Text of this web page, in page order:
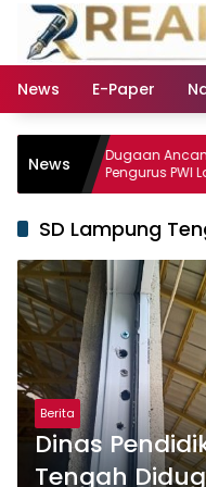
Langsung
konten
News
E-Paper
NewsDugaan Ancaman
Pengurus PWI Lampung
Legislator dan Jurnalis
SD Lampung
Berita
Dinas
Tengah